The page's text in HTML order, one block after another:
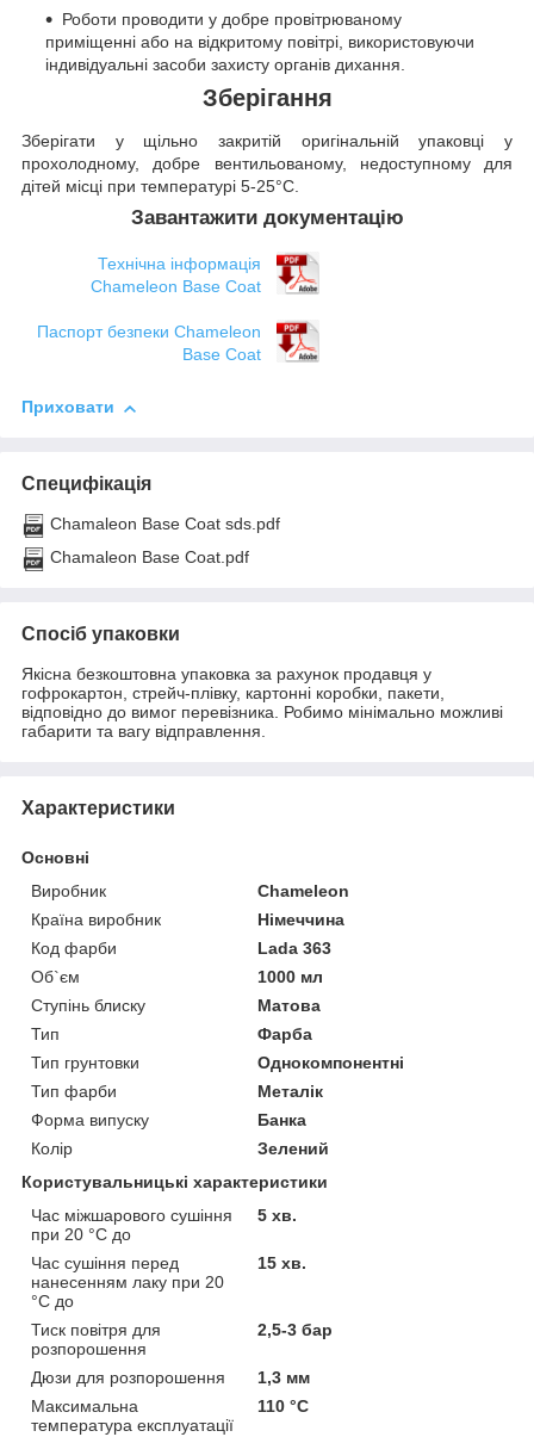
Роботи проводити у добре провітрюваному
приміщенні або на відкритому повітрі, використовуючи
індивідуальні засоби захисту органів дихання.
Зберігання
Зберігати у щільно закритій оригінальній упаковці у
прохолодному, добре вентильованому, недоступному для
дітей місці при температурі 5-25°C.
Завантажити документацію
Технічна інформація
Chameleon Base Coat
Паспорт безпеки Chameleon
Base Coat
Приховати
Специфікація
Chamaleon Base Coat sds.pdf
Chamaleon Base Coat.pdf
Спосіб упаковки
Якісна безкоштовна упаковка за рахунок продавця у
гофрокартон, стрейч-плівку, картонні коробки, пакети,
відповідно до вимог перевізника. Робимо мінімально можливі
габарити та вагу відправлення.
Характеристики
Основні
Виробник
Chameleon
Країна виробник
Німеччина
Код фарби
Lada 363
Об`єм
1000 мл
Ступінь блиску
Матова
Тип
Фарба
Тип грунтовки
Однокомпонентні
Тип фарби
Металік
Форма випуску
Банка
Колір
Зелений
Користувальницькі характеристики
Час міжшарового сушіння
при 20 °C до
5 хв.
Час сушіння перед
нанесенням лаку при 20
°C до
15 хв.
Тиск повітря для
розпорошення
2,5-3 бар
Дюзи для розпорошення
1,3 мм
Максимальна
температура експлуатації
110 °С